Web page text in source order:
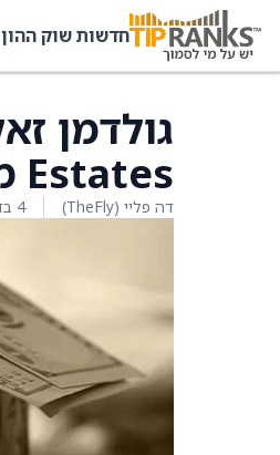
חדשות שוק ההון
Estates מ'קנייה' ל'נייטרלי'
דה פליי (TheFly) 4 בדצמבר 2025